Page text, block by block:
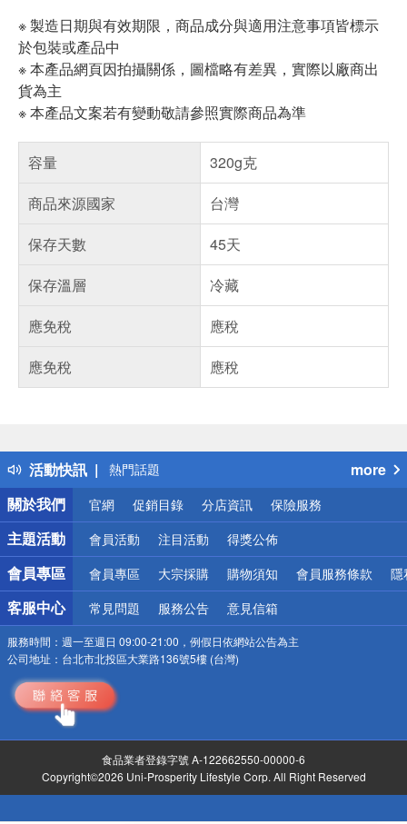
※ 製造日期與有效期限，商品成分與適用注意事項皆標示
於包裝或產品中
※ 本產品網頁因拍攝關係，圖檔略有差異，實際以廠商出
貨為主
※ 本產品文案若有變動敬請參照實際商品為準
容量
320g克
商品來源國家
台灣
保存天數
45天
保存溫層
冷藏
應免稅
應稅
應免稅
應稅
活動快訊
得獎公告
熱門話題
銀行優惠
偏遠地區配送
詐騙網頁！請小心！
more
關於我們
官網 促銷目錄 分店資訊 保險服務
主題活動 會員活動 注目活動 得獎公佈
會員專區 會員專區 大宗採購 購物須知 會員服務條款 隱
客服中心 常見問題 服務公告 意見信箱
服務時間： 週一至週日 09:00-21:00，例假日依網站公告為主
公司地址： 台北市北投區大業路136號5樓 (台灣)
食品業者登錄字號 A-122662550-00000-6
Copyright©2026 Uni-Prosperity Lifestyle Corp. All Right Reserved